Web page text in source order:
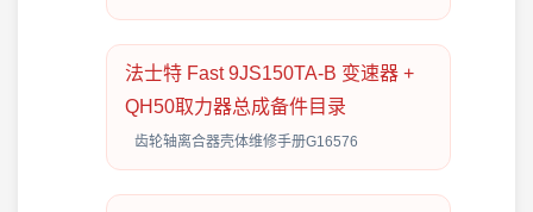
法士特 Fast 9JS150TA-B 变速器 +
QH50取力器总成备件目录
齿轮轴离合器壳体维修手册G16576